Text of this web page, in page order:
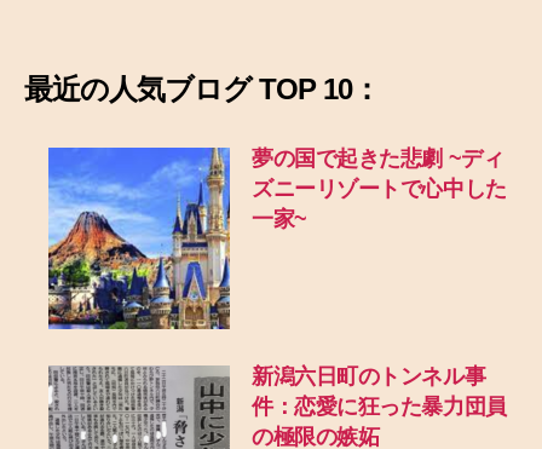
最近の人気ブログ TOP 10：
夢の国で起きた悲劇 ~ディ
ズニーリゾートで心中した
一家~
新潟六日町のトンネル事
件：恋愛に狂った暴力団員
の極限の嫉妬